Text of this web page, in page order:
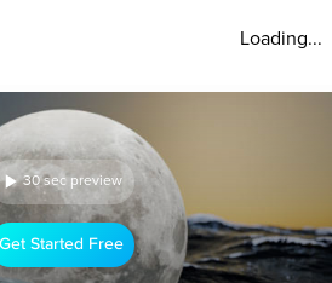
Loading...
30 sec preview
Get Started Free